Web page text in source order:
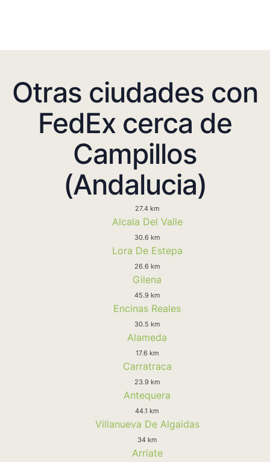
Otras ciudades con
FedEx cerca de
Campillos
(Andalucia)
27.4 km
Alcala Del Valle
30.6 km
Lora De Estepa
26.6 km
Gilena
45.9 km
Encinas Reales
30.5 km
Alameda
17.6 km
Carratraca
23.9 km
Antequera
44.1 km
Villanueva De Algaidas
34 km
Arriate